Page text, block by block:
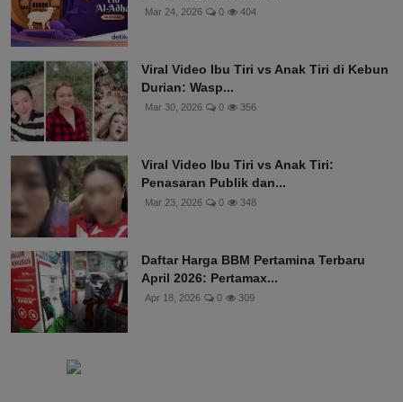
Mar 24, 2026 0 404
Viral Video Ibu Tiri vs Anak Tiri di Kebun
Durian: Wasp...
Mar 30, 2026 0 356
Viral Video Ibu Tiri vs Anak Tiri:
Penasaran Publik dan...
Mar 23, 2026 0 348
Daftar Harga BBM Pertamina Terbaru
April 2026: Pertamax...
Apr 18, 2026 0 309